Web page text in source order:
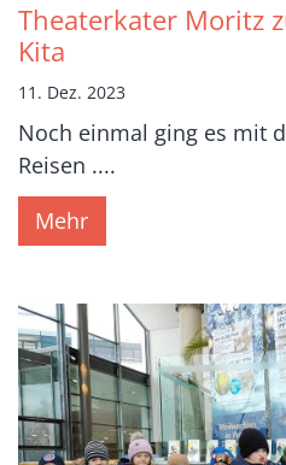
Theaterkater Moritz
Kita
11. Dez. 2023
Noch einmal ging es mit
Reisen ....
Mehr